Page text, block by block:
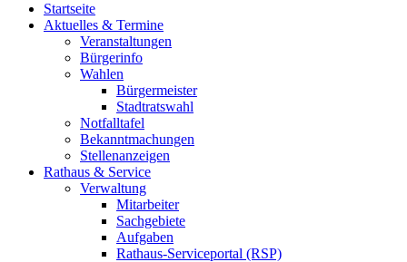
Startseite
Aktuelles & Termine
Veranstaltungen
Bürgerinfo
Wahlen
Bürgermeister
Stadtratswahl
Notfalltafel
Bekanntmachungen
Stellenanzeigen
Rathaus & Service
Verwaltung
Mitarbeiter
Sachgebiete
Aufgaben
Rathaus-Serviceportal (RSP)